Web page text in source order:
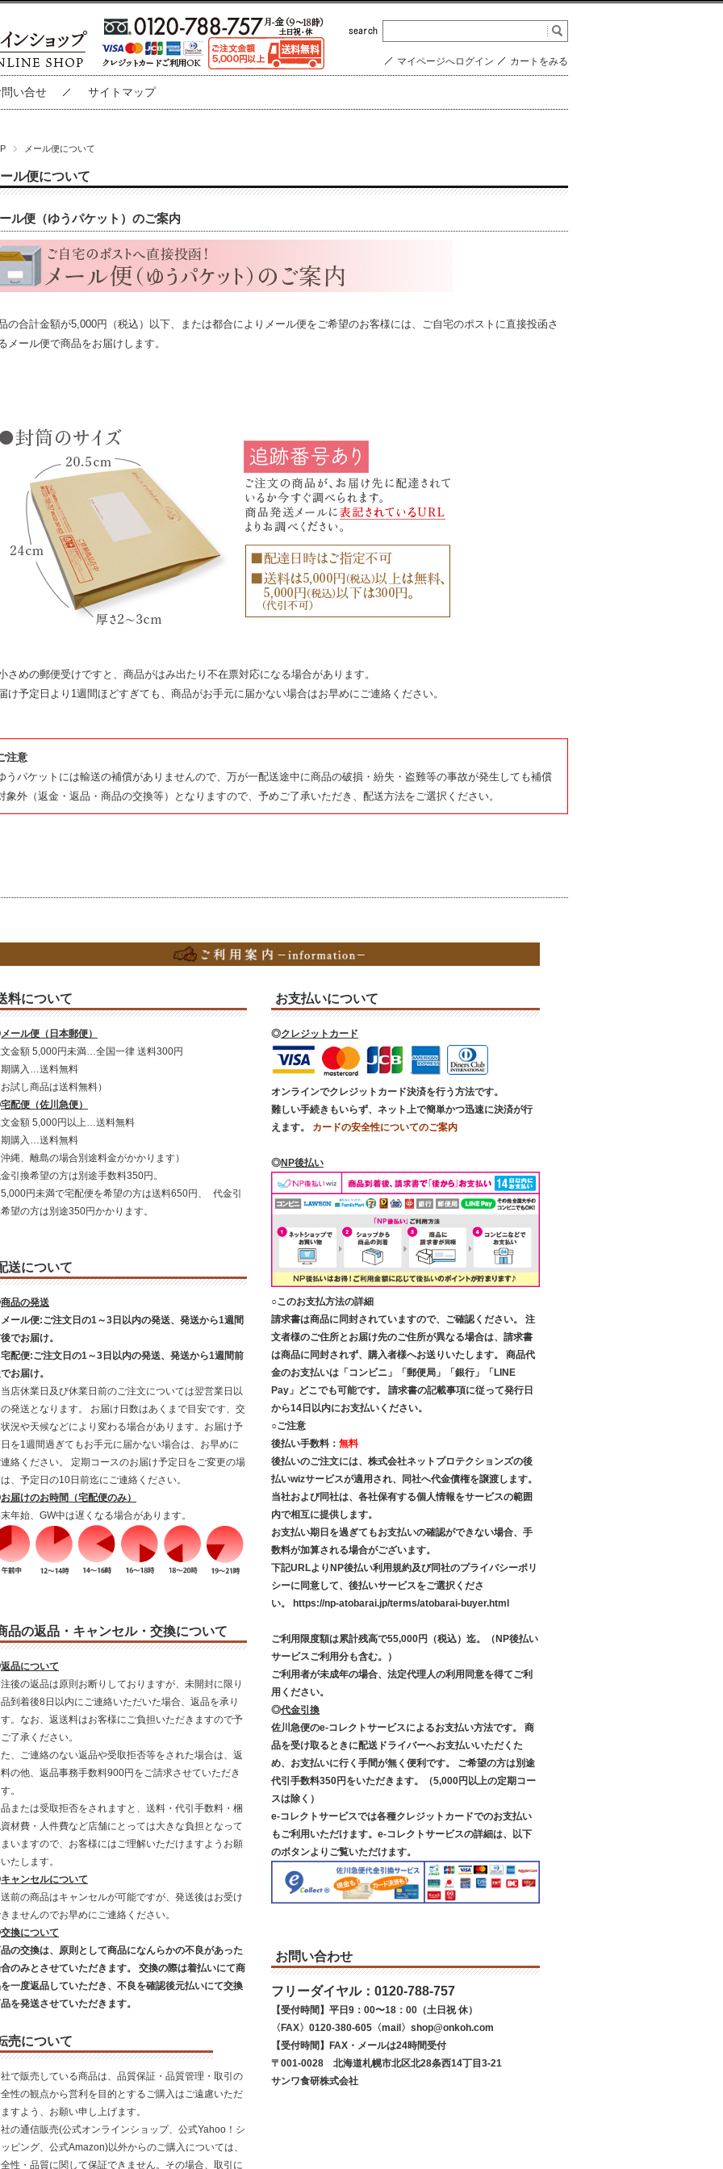
マイページへログイン カートをみる
い合せ サイトマップ
メール便について
ル便について
ル便（ゆうパケット）のご案内
の合計金額が5,000円（税込）以下、または都合によりメール便をご希望のお客様には、ご自宅のポストに直接投函さ
メール便で商品をお届けします。
さめの郵便受けですと、商品がはみ出たり不在票対応になる場合があります。
け予定日より1週間ほどすぎても、商品がお手元に届かない場合はお早めにご連絡ください。
注意
うパケットには輸送の補償がありませんので、万が一配送途中に商品の破損・紛失・盗難等の事故が発生しても補償
象外（返金・返品・商品の交換等）となりますので、予めご了承いただき、配送方法をご選択ください。
料について
メール便（日本郵便）
金額 5,000円未満…全国一律 送料300円
購入…送料無料
試し商品は送料無料）
宅配便（佐川急便）
金額 5,000円以上…送料無料
購入…送料無料
縄、離島の場合別途料金がかかります）
引換希望の方は別途手数料350円。
円未満で宅配便を希望の方は送料650円、 代金引
望の方は別途350円かかります。
送について
商品の発送
ール便:ご注文日の1～3日以内の発送、発送から1週間
でお届け。
配便:ご注文日の1～3日以内の発送、発送から1週間前
お届け。
店休業日及び休業日前のご注文については翌営業日以
発送となります。 お届け日数はあくまで目安です、交
況や天候などにより変わる場合があります。お届け予
を1週間過ぎてもお手元に届かない場合は、お早めに
絡ください。 定期コースのお届け予定日をご変更の場
、予定日の10日前迄にご連絡ください。
お届けのお時間（宅配便のみ）
年始、GW中は遅くなる場合があります。
品の返品・キャンセル・交換について
返品について
後の返品は原則お断りしておりますが、未開封に限り
到着後8日以内にご連絡いただいた場合、返品を承り
。なお、返送料はお客様にご負担いただきますので予
了承ください。
、ご連絡のない返品や受取拒否等をされた場合は、返
の他、返品事務手数料900円をご請求させていただき
。
または受取拒否をされますと、送料・代引手数料・梱
材費・人件費など店舗にとっては大きな負担となって
いますので、お客様にはご理解いただけますようお願
たします。
キャンセルについて
前の商品はキャンセルが可能ですが、発送後はお受け
ませんのでお早めにご連絡ください。
交換について
の交換は、原則として商品になんらかの不良があった
のみとさせていただきます。 交換の際は着払いにて商
一度返品していただき、不良を確認後元払いにて交換
を発送させていただきます。
売について
で販売している商品は、品質保証・品質管理・取引の
性の観点から営利を目的とするご購入はご遠慮いただ
すよう、お願い申し上げます。
の通信販売(公式オンラインショップ、公式Yahoo！シ
ピング、公式Amazon)以外からのご購入については、
性・品質に関して保証できません。その場合、取引に
お支払いについて
◎クレジットカード
オンラインでクレジットカード決済を行う方法です。
難しい手続きもいらず、ネット上で簡単かつ迅速に決済が行
えます。 カードの安全性についてのご案内
◎NP後払い
○このお支払方法の詳細
請求書は商品に同封されていますので、ご確認ください。 注
文者様のご住所とお届け先のご住所が異なる場合は、請求書
は商品に同封されず、購入者様へお送りいたします。 商品代
金のお支払いは「コンビニ」「郵便局」「銀行」「LINE
Pay」どこでも可能です。 請求書の記載事項に従って発行日
から14日以内にお支払いください。
○ご注意
後払い手数料： 無料
後払いのご注文には、株式会社ネットプロテクションズの後
払いwizサービスが適用され、同社へ代金債権を譲渡します。
当社および同社は、各社保有する個人情報をサービスの範囲
内で相互に提供します。
お支払い期日を過ぎてもお支払いの確認ができない場合、手
数料が加算される場合がございます。
下記URLよりNP後払い利用規約及び同社のプライバシーポリ
シーに同意して、後払いサービスをご選択くださ
い。 https://np-atobarai.jp/terms/atobarai-buyer.html
ご利用限度額は累計残高で55,000円（税込）迄。（NP後払い
サービスご利用分も含む。）
ご利用者が未成年の場合、法定代理人の利用同意を得てご利
用ください。
◎代金引換
佐川急便のe-コレクトサービスによるお支払い方法です。 商
品を受け取るときに配送ドライバーへお支払いいただくた
め、お支払いに行く手間が無く便利です。 ご希望の方は別途
代引手数料350円をいただきます。（5,000円以上の定期コー
スは除く）
e-コレクトサービスでは各種クレジットカードでのお支払い
もご利用いただけます。e-コレクトサービスの詳細は、以下
のボタンよりご覧いただけます。
お問い合わせ
フリーダイヤル： 0120-788-757
【受付時間】平日9：00〜18：00（土日祝 休）
〈FAX〉0120-380-605〈mail〉shop@onkoh.com
【受付時間】FAX・メールは24時間受付
〒001-0028 北海道札幌市北区北28条西14丁目3-21
サンワ食研株式会社